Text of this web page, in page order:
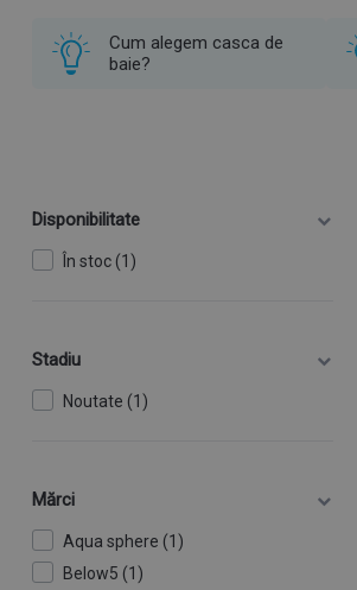
Cum alegem casca de
baie?
Disponibilitate
În stoc (1)
Stadiu
Noutate (1)
Mărci
Aqua sphere (1)
Below5 (1)